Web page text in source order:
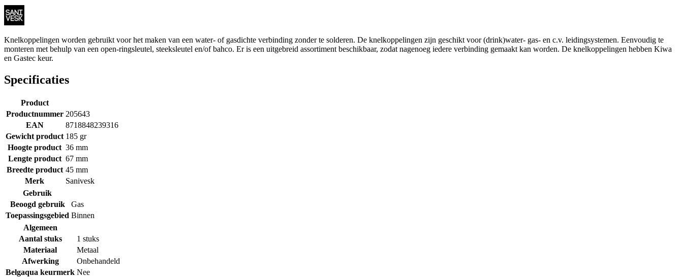
Knelkoppelingen worden gebruikt voor het maken van een water- of gasdichte verbinding zonder te solderen. De knelkoppelingen zijn geschikt voor (drink)water- gas- en c.v. leidingsystemen. Eenvoudig te
monteren met behulp van een open-ringsleutel, steeksleutel en/of bahco. Er is een uitgebreid assortiment beschikbaar, zodat nagenoeg iedere verbinding gemaakt kan worden. De knelkoppelingen hebben Kiwa
en Gastec keur.
Specificaties
Product
Productnummer 205643
EAN
8718848239316
Gewicht product 185 gr
Hoogte product 36 mm
Lengte product 67 mm
Breedte product 45 mm
Merk
Sanivesk
Gebruik
Beoogd gebruik
Gas
Toepassingsgebied Binnen
Algemeen
Aantal stuks
1 stuks
Materiaal
Metaal
Afwerking
Onbehandeld
Belgaqua keurmerk Nee